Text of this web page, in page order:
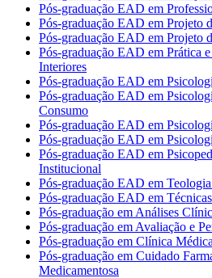
Pós-graduação EAD em
Pós-graduação EAD em Projeto
Pós-graduação EAD em Projeto
Pós-graduação EAD em Prática
Interiores
Pós-graduação EAD em
Pós-graduação EAD em
Consumo
Pós-graduação EAD em
Pós-graduação EAD em
Pós-graduação EAD em
Institucional
Pós-graduação EAD em
Pós-graduação EAD em
Pós-graduação em Análises
Pós-graduação em Avaliação e
Pós-graduação em Clínica
Pós-graduação em Cuidado
Medicamentosa